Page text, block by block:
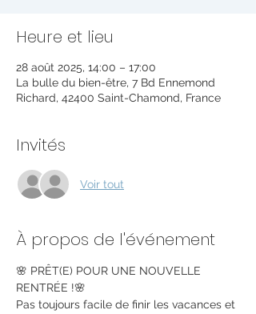
Heure et lieu
28 août 2025, 14:00 – 17:00
La bulle du bien-être, 7 Bd Ennemond
Richard, 42400 Saint-Chamond, France
Invités
Voir tout
À propos de l'événement
🌸 PRÊT(E) POUR UNE NOUVELLE
RENTRÉE !🌸
Pas toujours facile de finir les vacances et